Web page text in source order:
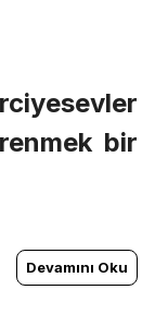
bir
Devamını Oku